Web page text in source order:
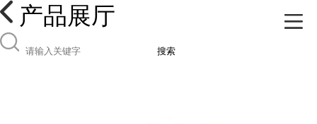
产品展厅
搜索